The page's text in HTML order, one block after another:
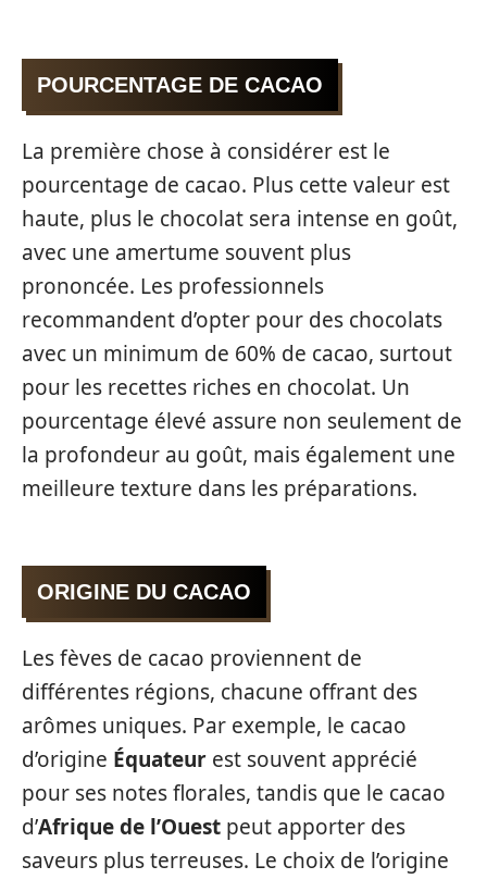
POURCENTAGE DE CACAO
La première chose à considérer est le
pourcentage de cacao. Plus cette valeur est
haute, plus le chocolat sera intense en goût,
avec une amertume souvent plus
prononcée. Les professionnels
recommandent d’opter pour des chocolats
avec un minimum de 60% de cacao, surtout
pour les recettes riches en chocolat. Un
pourcentage élevé assure non seulement de
la profondeur au goût, mais également une
meilleure texture dans les préparations.
ORIGINE DU CACAO
Les fèves de cacao proviennent de
différentes régions, chacune offrant des
arômes uniques. Par exemple, le cacao
d’origine Équateur est souvent apprécié
pour ses notes florales, tandis que le cacao
d’Afrique de l’Ouest peut apporter des
saveurs plus terreuses. Le choix de l’origine